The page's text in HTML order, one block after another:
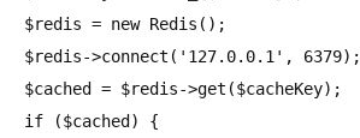
$redis = new Redis();
$redis->connect('127.0.0.1', 6379);
$cached = $redis->get($cacheKey);
if ($cached) {